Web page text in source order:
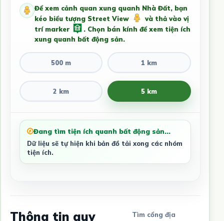
Để xem cảnh quan xung quanh Nhà Đất, bạn
kéo biểu tượng Street View
và thả vào vị
trí marker
. Chọn bán kính để xem tiện ích
xung quanh bất động sản.
500 m 1 km
2 km 5 km
Đang tìm tiện ích quanh bất động sản...
Dữ liệu sẽ tự hiện khi bản đồ tải xong các nhóm
tiện ích.
Thông tin quy
Tìm cổng địa